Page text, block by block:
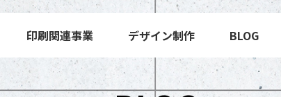
印刷関連事業 デザイン制作 BLOG